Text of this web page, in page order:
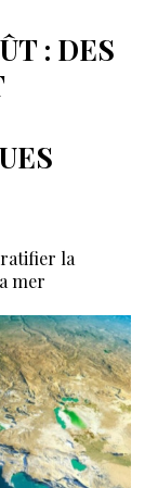
: DES
la
mer